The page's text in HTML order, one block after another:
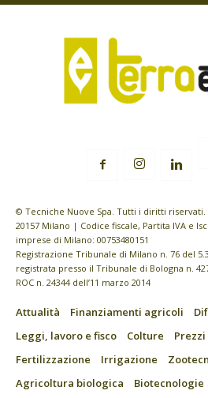
© Tecniche Nuove Spa. Tutti i diritti riservati.
20157 Milano | Codice fiscale, Partita IVA e
imprese di Milano: 00753480151
Registrazione Tribunale di Milano n. 76 del
registrata presso il Tribunale di Bologna n.
ROC n. 24344 dell’11 marzo 2014
Attualità Finanziamenti agricoli
Leggi, lavoro e fisco
Colture
Fertilizzazione
Irrigazione
Agricoltura biologica
Biotecnologie